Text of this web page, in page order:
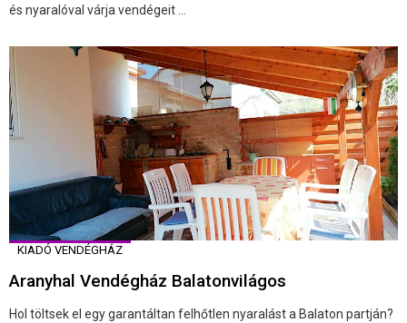
és nyaralóval várja vendégeit ...
KIADÓ VENDÉGHÁZ
Aranyhal Vendégház Balatonvilágos
Hol töltsek el egy garantáltan felhőtlen nyaralást a Balaton partján?